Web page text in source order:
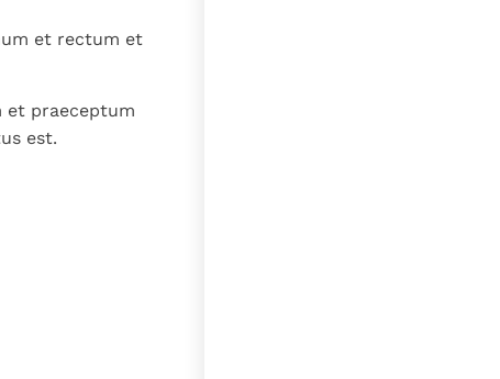
et rectum et
et praeceptum
est.